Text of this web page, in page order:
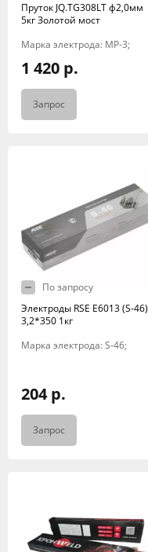
Пруток JQ.TG308LT ф2,0мм
5кг Золотой мост
Марка электрода: МР-3;
1 420 р.
Запрос
По запросу
Электроды RSE Е6013 (S-46)
3,2*350 1кг
Марка электрода: S-46;
204 р.
Запрос